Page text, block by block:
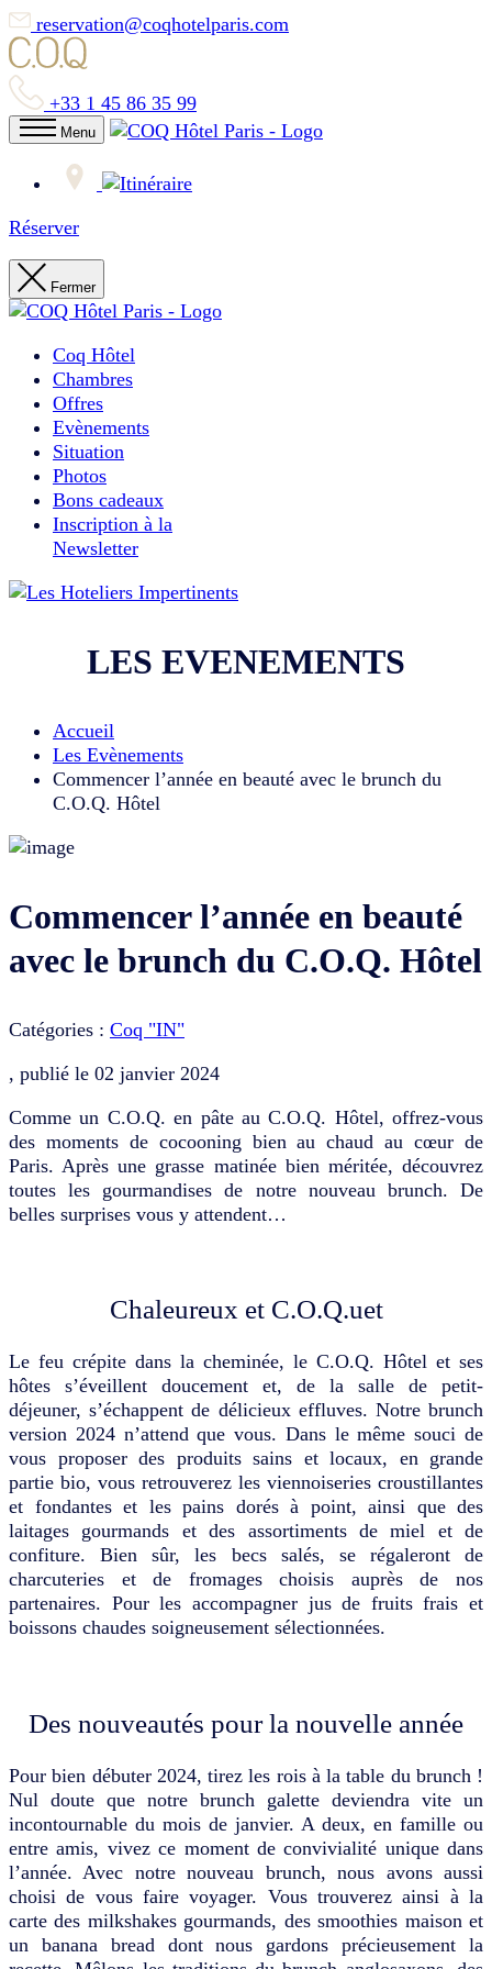
reservation@coqhotelparis.com
+33 1 45 86 35 99
Menu
Réserver
Fermer
Coq Hôtel
Chambres
Offres
Evènements
Situation
Photos
Bons cadeaux
Inscription à la
Newsletter
LES EVENEMENTS
Accueil
Les Evènements
Commencer l’année en beauté avec le brunch du
C.O.Q. Hôtel
Commencer l’année en beauté
avec le brunch du C.O.Q. Hôtel
Catégories : Coq "IN"
, publié le 02 janvier 2024
Comme un C.O.Q. en pâte au C.O.Q. Hôtel, offrez-vous
des moments de cocooning bien au chaud au cœur de
Paris. Après une grasse matinée bien méritée, découvrez
toutes les gourmandises de notre nouveau brunch. De
belles surprises vous y attendent…
Chaleureux et C.O.Q.uet
Le feu crépite dans la cheminée, le C.O.Q. Hôtel et ses
hôtes s’éveillent doucement et, de la salle de petit-
déjeuner, s’échappent de délicieux effluves. Notre brunch
version 2024 n’attend que vous. Dans le même souci de
vous proposer des produits sains et locaux, en grande
partie bio, vous retrouverez les viennoiseries croustillantes
et fondantes et les pains dorés à point, ainsi que des
laitages gourmands et des assortiments de miel et de
confiture. Bien sûr, les becs salés, se régaleront de
charcuteries et de fromages choisis auprès de nos
partenaires. Pour les accompagner jus de fruits frais et
boissons chaudes soigneusement sélectionnées.
Des nouveautés pour la nouvelle année
Pour bien débuter 2024, tirez les rois à la table du brunch !
Nul doute que notre brunch galette deviendra vite un
incontournable du mois de janvier. A deux, en famille ou
entre amis, vivez ce moment de convivialité unique dans
l’année. Avec notre nouveau brunch, nous avons aussi
choisi de vous faire voyager. Vous trouverez ainsi à la
carte des milkshakes gourmands, des smoothies maison et
un banana bread dont nous gardons précieusement la